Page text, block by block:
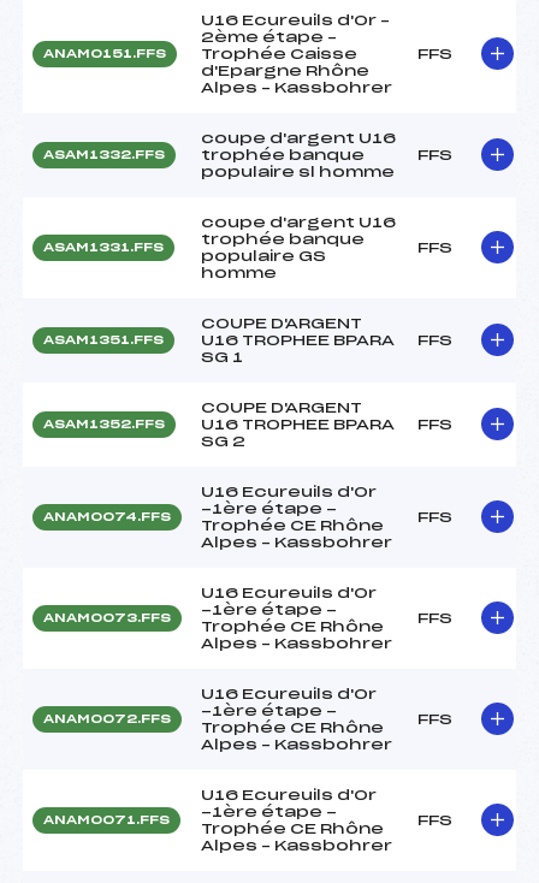
ANAM0151.FFS
U16 Ecureuils d'Or –
2ème étape –
Trophée Caisse
d'Epargne Rhône
Alpes – Kassbohrer
FFS
ASAM1332.FFS
coupe d'argent U16
trophée banque
populaire sl homme
FFS
ASAM1331.FFS
coupe d'argent U16
trophée banque
populaire GS
homme
FFS
ASAM1351.FFS
COUPE D'ARGENT
U16 TROPHEE BPARA
SG 1
FFS
ASAM1352.FFS
COUPE D'ARGENT
U16 TROPHEE BPARA
SG 2
FFS
ANAM0074.FFS
U16 Ecureuils d'Or
-1ère étape -
Trophée CE Rhône
Alpes – Kassbohrer
FFS
ANAM0073.FFS
U16 Ecureuils d'Or
-1ère étape -
Trophée CE Rhône
Alpes – Kassbohrer
FFS
ANAM0072.FFS
U16 Ecureuils d'Or
-1ère étape -
Trophée CE Rhône
Alpes – Kassbohrer
FFS
ANAM0071.FFS
U16 Ecureuils d'Or
-1ère étape -
Trophée CE Rhône
Alpes – Kassbohrer
FFS